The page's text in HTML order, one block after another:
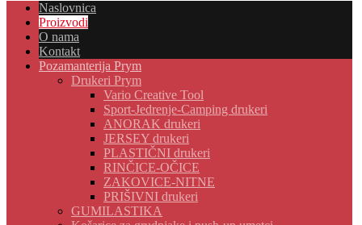
Naslovnica
Proizvodi
O nama
Kontakt
Pozamanterija Prym
Drukeri Prym
Vario Creative Tool
Sport-Jedrenje-Camping drukeri
ANORAK drukeri
JERSEY drukeri
PLASTIČNI drukeri
RINČICE-OČICE
ZAKOVICE-NITNE
PRIŠIVNI drukeri
GUMILASTIKA